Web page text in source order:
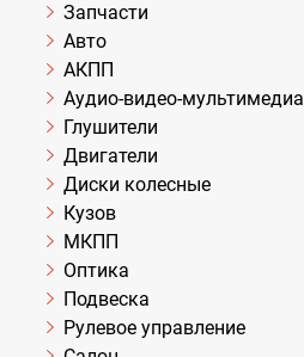
Запчасти
Авто
АКПП
Аудио-видео-мультимедиа
Глушители
Двигатели
Диски колесные
Кузов
МКПП
Оптика
Подвеска
Рулевое управление